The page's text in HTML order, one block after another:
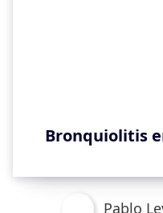
Bronquiolitis
Pablo